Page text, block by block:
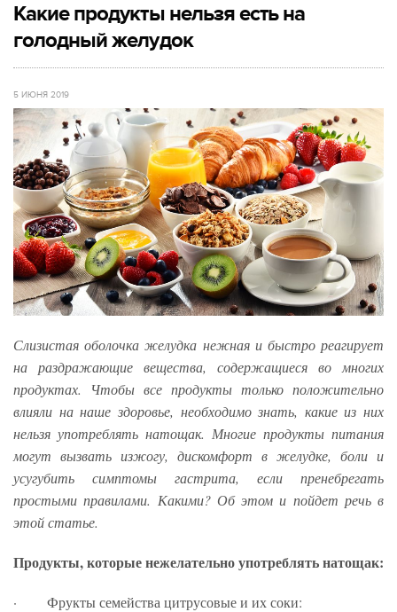
Какие продукты нельзя есть на
голодный желудок
5 ИЮНЯ 2019
Слизистая оболочка желудка нежная и быстро реагирует
на раздражающие вещества, содержащиеся во многих
продуктах. Чтобы все продукты только положительно
влияли на наше здоровье, необходимо знать, какие из них
нельзя употреблять натощак. Многие продукты питания
могут вызвать изжогу, дискомфорт в желудке, боли и
усугубить симптомы гастрита, если пренебрегать
простыми правилами. Какими? Об этом и пойдет речь в
этой статье.
Продукты, которые нежелательно употреблять натощак:
· Фрукты семейства цитрусовые и их соки: